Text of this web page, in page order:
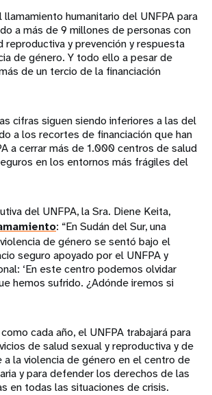
llamamiento humanitario del UNFPA para
a más de 9 millones de personas con
reproductiva y prevención y respuesta
de género. Y todo ello a pesar de
de un tercio de la financiación
cifras siguen siendo inferiores a las del
a los recortes de financiación que han
a cerrar más de 1.000 centros de salud
en los entornos más frágiles del
del UNFPA, la Sra. Diene Keita,
: “En Sudán del Sur, una
de género se sentó bajo el
seguro apoyado por el UNFPA y
‘En este centro podemos olvidar
hemos sufrido. ¿Adónde iremos si
cada año, el UNFPA trabajará para
de salud sexual y reproductiva y de
la violencia de género en el centro de
y para defender los derechos de las
en todas las situaciones de crisis.